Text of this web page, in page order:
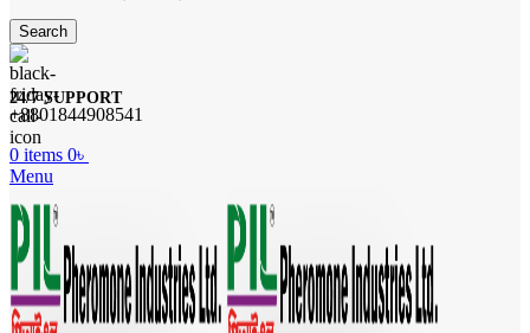
Search
24/7 SUPPORT
+8801844908541
0 items 0৳
Menu